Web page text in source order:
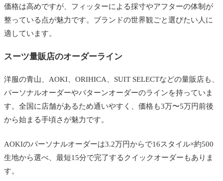
価格は高めですが、フィッターによる採寸やアフターの体制が
整っている点が魅力です。ブランドの世界観ごと選びたい人に
適しています。
スーツ量販店のオーダーライン
洋服の青山、AOKI、ORIHICA、SUIT SELECTなどの量販店も、
パーソナルオーダーやパターンオーダーのラインを持っていま
す。全国に店舗があるため通いやすく、価格も3万〜5万円前後
から始まる手頃さが魅力です。
AOKIのパーソナルオーダーは3.2万円からで16スタイル×約500
生地から選べ、最短15分で完了するクイックオーダーもありま
す。